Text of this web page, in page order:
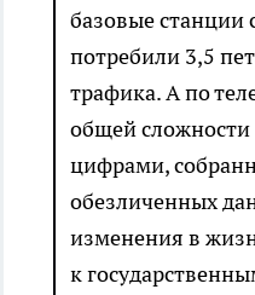
базовые станции
потребили 3,5
трафика. А по
общей
цифрами,
обезличенных
изменения в
к